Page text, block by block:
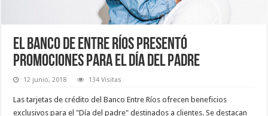
El Banco de Entre Ríos presentó
promociones para el día del padre
12 junio, 2018 134 Visitas
Las tarjetas de crédito del Banco Entre Ríos ofrecen beneficios
exclusivos para el "Día del padre" destinados a clientes. Se destacan